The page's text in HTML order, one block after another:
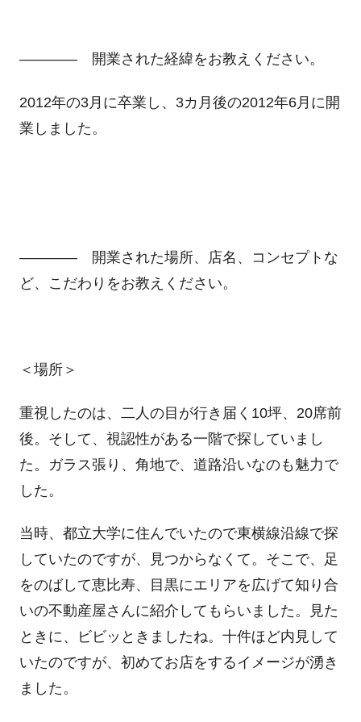
―――― 開業された経緯をお教えください。
2012年の3月に卒業し、3カ月後の2012年6月に開
業しました。
―――― 開業された場所、店名、コンセプトな
ど、こだわりをお教えください。
＜場所＞
重視したのは、二人の目が行き届く10坪、20席前
後。そして、視認性がある一階で探していまし
た。ガラス張り、角地で、道路沿いなのも魅力で
した。
当時、都立大学に住んでいたので東横線沿線で探
していたのですが、見つからなくて。そこで、足
をのばして恵比寿、目黒にエリアを広げて知り合
いの不動産屋さんに紹介してもらいました。見た
ときに、ビビッときましたね。十件ほど内見して
いたのですが、初めてお店をするイメージが湧き
ました。